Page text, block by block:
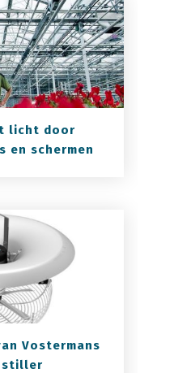
licht door
en schermen
Vostermans
stiller